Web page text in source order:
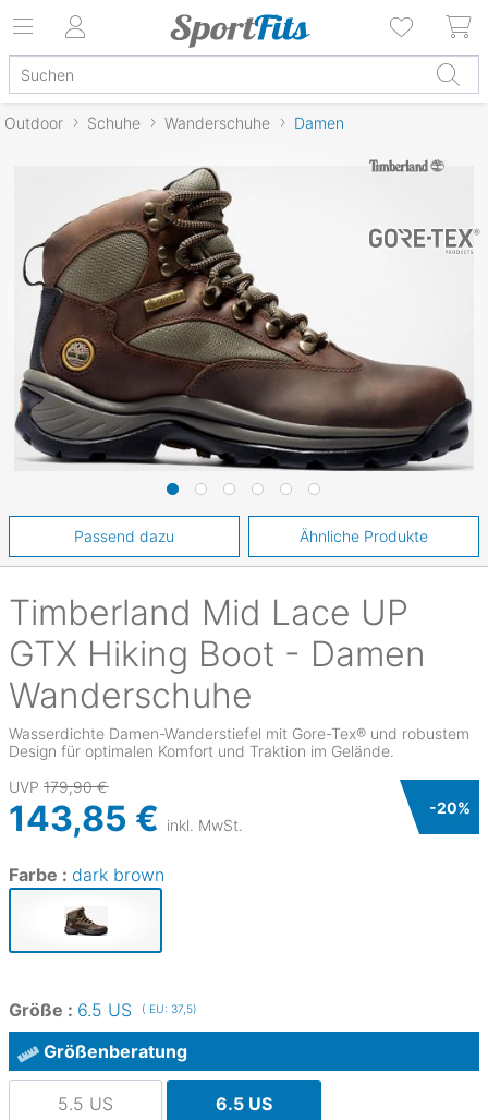
Outdoor Schuhe Wanderschuhe Damen
Timberland Mid Lace UP
GTX Hiking Boot - Damen
Wanderschuhe
Wasserdichte Damen-Wanderstiefel mit Gore-Tex® und robustem
Design für optimalen Komfort und Traktion im Gelände.
UVP 179,90 €
143,85 € inkl. MwSt.
-20%
Farbe : dark brown
Größe : 6.5 US ( EU: 37,5)
Größenberatung
5.5 US 6.5 US
Passend dazu Ähnliche Produkte